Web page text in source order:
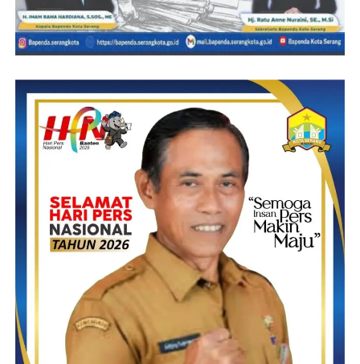
diharapkan pecinta ikan hias dapat terus terhubung dan
berpartisipasi dalam kegiatan-kegiatan serupa di masa depan.
SL/RG.
Post Views: 16